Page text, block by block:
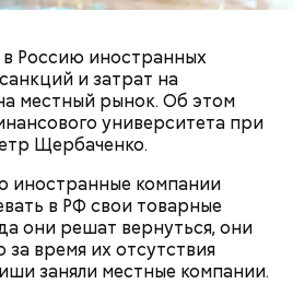
Россию иностранных
и затрат на
местный рынок. Об этом
университета при
Щербаченко.
иностранные компании
в РФ свои товарные
они решат вернуться, они
за время их отсутствия
заняли местные компании.
цветы и подарки,
и признаются в своих
корнями в далекое
существования еврейской
надевали белые платья и
а юноши